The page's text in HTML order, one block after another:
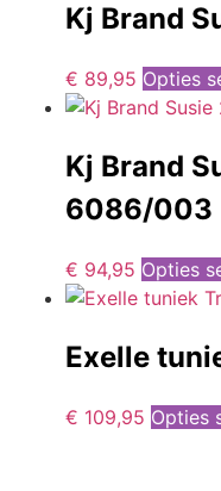
Kj Brand
€ 89,95 Opties
Kj Brand
6086/003
€ 94,95 Opties
Exelle
€ 109,95 Opties